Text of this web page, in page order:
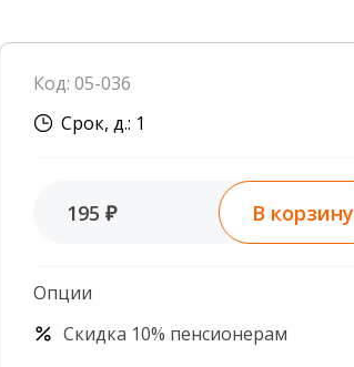
Внутренний аудит
Сотрудники лаборатории
Код: 05-036
Срок, д.: 1
195 ₽ В корзину
Опции
Скидка 10% пенсионерам